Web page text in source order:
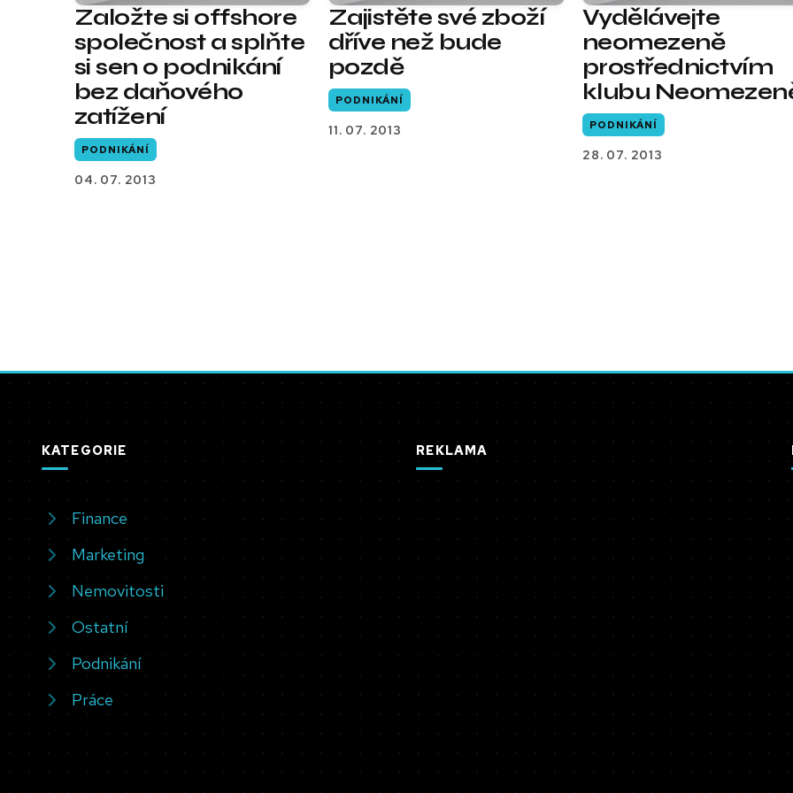
Založte si offshore
společnost a splňte
si sen o podnikání
bez daňového
zatížení
PODNIKÁNÍ
04. 07. 2013
Zajistěte své zboží
dříve než bude
pozdě
PODNIKÁNÍ
11. 07. 2013
Vydělávejte
neomezeně
prostřednictvím
klubu
PODNIKÁNÍ
28. 07. 2013
KATEGORIE
Finance
Marketing
Nemovitosti
Ostatní
Podnikání
Práce
REKLAMA